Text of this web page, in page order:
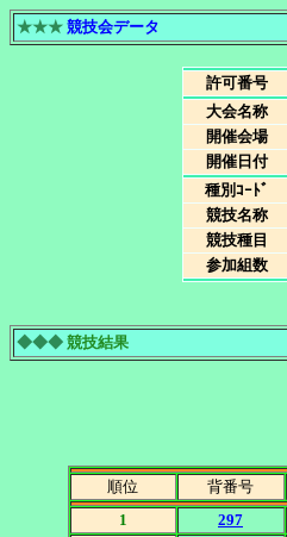
★★★ 競技会データ
許可番号
大会名称
開催会場
開催日付
種別ｺｰﾄﾞ
競技名称
競技種目
参加組数
◆◆◆ 競技結果
順位 背番号
1
297